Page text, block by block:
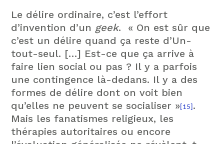
Le délire ordinaire, c’est l’effort
d’invention d’un geek. « On est sûr que
c’est un délire quand ça reste d’Un-
tout-seul. […] Est-ce que ça arrive à
faire lien social ou pas ? Il y a parfois
une contingence là-dedans. Il y a des
formes de délire dont on voit bien
qu’elles ne peuvent se socialiser » [15] .
Mais les fanatismes religieux, les
thérapies autoritaires ou encore